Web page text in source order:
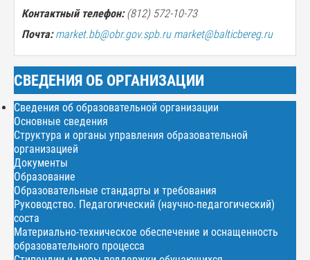
Контактный телефон:(812) 572-10-73
Почта: market.bb@obr.gov.spb.ru market@balticbereg.ru
СВЕДЕНИЯ ОБ ОРГАНИЗАЦИИ
Сведения об образовательной организации
Основные сведения
Структура и органы управления образовательной
организацией
Документы
Образование
Образовательные стандарты и требования
Руководство. Педагогический (научно-педагогический)
соста
Материально-техническое обеспечение и оснащенность
образовательного процесса